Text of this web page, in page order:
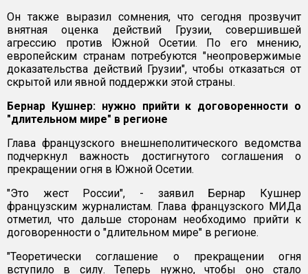
Он также выразил сомнения, что сегодня прозвучит
внятная оценка действий Грузии, совершившей
агрессию против Южной Осетии. По его мнению,
европейским странам потребуются "неопровержимые
доказательства действий Грузии", чтобы отказаться от
скрытой или явной поддержки этой страны.
Бернар Кушнер: нужно прийти к договоренности о
"длительном мире" в регионе
Глава французского внешнеполитического ведомства
подчеркнул важность достигнутого соглашения о
прекращении огня в Южной Осетии.
"Это жест России", - заявил Бернар Кушнер
французским журналистам. Глава французского МИДа
отметил, что дальше сторонам необходимо прийти к
договоренности о "длительном мире" в регионе.
"Теоретически соглашение о прекращении огня
вступило в силу. Теперь нужно, чтобы оно стало